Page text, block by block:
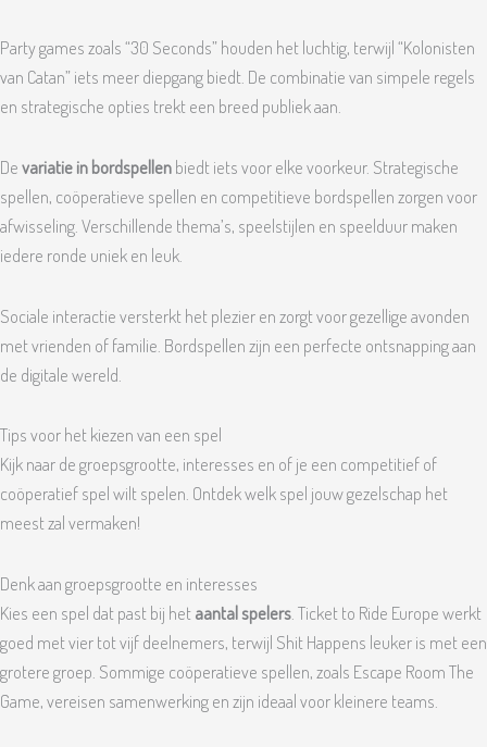
Party games zoals “30 Seconds” houden het luchtig, terwijl “Kolonisten
van Catan” iets meer diepgang biedt. De combinatie van simpele regels
en strategische opties trekt een breed publiek aan.
Devariatie in bordspellenbiedt iets voor elke voorkeur. Strategische
spellen, coöperatieve spellen en competitieve bordspellen zorgen voor
afwisseling. Verschillende thema’s, speelstijlen en speelduur maken
iedere ronde uniek en leuk.
Sociale interactie versterkt het plezier en zorgt voor gezellige avonden
met vrienden of familie. Bordspellen zijn een perfecte ontsnapping aan
de digitale wereld.
Tips voor het kiezen van een spel
Kijk naar de groepsgrootte, interesses en of je een competitief of
coöperatief spel wilt spelen. Ontdek welk spel jouw gezelschap het
meest zal vermaken!
Denk aan groepsgrootte en interesses
Kies een spel dat past bij hetaantal spelers . Ticket to Ride Europe werkt
goed met vier tot vijf deelnemers, terwijl Shit Happens leuker is met een
grotere groep. Sommige coöperatieve spellen, zoals Escape Room The
Game, vereisen samenwerking en zijn ideaal voor kleinere teams.